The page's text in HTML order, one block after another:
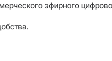
эфирного